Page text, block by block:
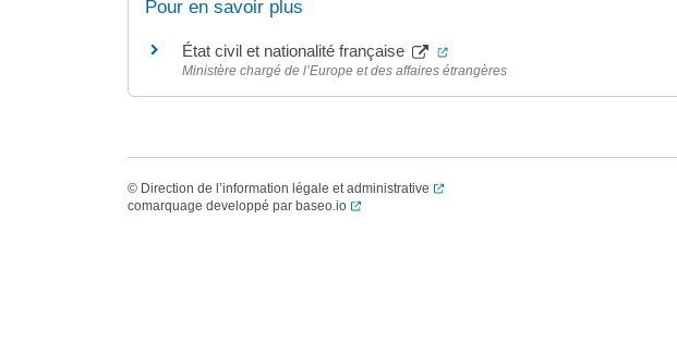
Pour en savoir plus
État civil et nationalité française (ouverture dans un nouvel onglet)
Ministère chargé de l’Europe et des affaires étrangères
© Direction de l’information légale et administrative
(ouverture dans un nouvel onglet)
comarquage developpé par baseo.io (ouverture dans un nouvel onglet)